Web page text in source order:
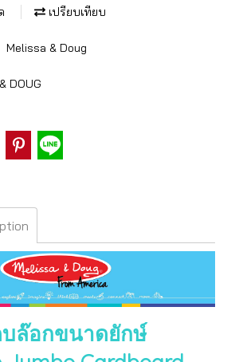
เปรียบเทียบ
Melissa & Doug
DOUG
ล๊อกขนาดยักษ์